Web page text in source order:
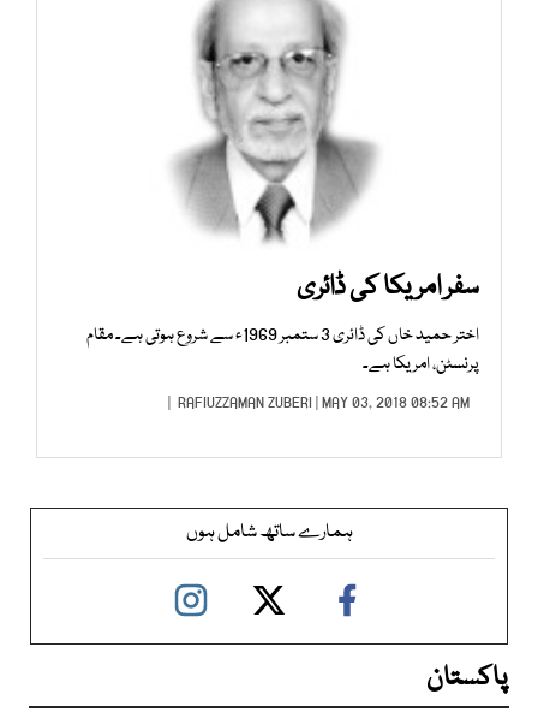
سفر امریکا کی ڈائری
اختر حمید خاں کی ڈائری 3 ستمبر 1969ء سے شروع ہوتی ہے۔ مقام
پرنسٹن، امریکا ہے۔
RAFIUZZAMAN ZUBERI | MAY 03, 2018 08:52 AM |
ہمارے ساتھ شامل ہوں
پاکستان